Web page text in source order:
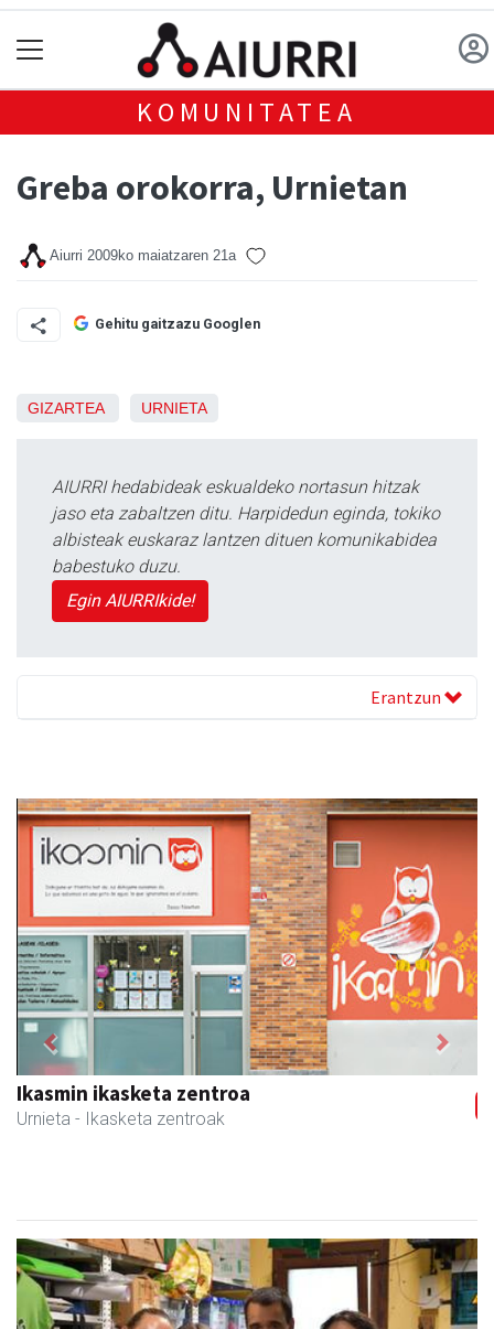
KOMUNITATEA
Greba orokorra, Urnietan
Aiurri 2009ko maiatzaren 21a
Gehitu gaitzazu Googlen
GIZARTEA URNIETA
AIURRI hedabideak eskualdeko nortasun hitzak
jaso eta zabaltzen ditu. Harpidedun eginda, tokiko
albisteak euskaraz lantzen dituen komunikabidea
babestuko duzu.
Egin AIURRIkide!
Erantzun
Osane belar eta eko denda
Urnieta - Akupuntura
Previous Next